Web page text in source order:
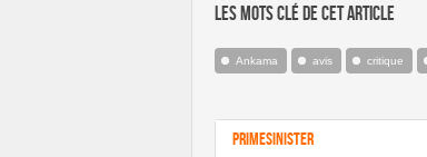
Les mots clé de cet article
Ankama avis critique
PrimeSinister